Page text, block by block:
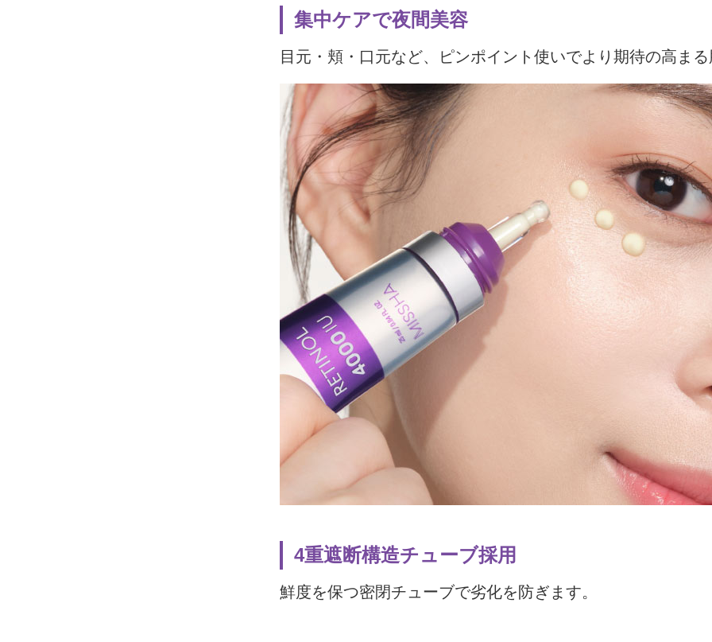
集中ケアで夜間美容
目元・頬・口元など、ピンポイント使いでより期待の高ま
4重遮断構造チューブ採用
鮮度を保つ密閉チューブで劣化を防ぎます。